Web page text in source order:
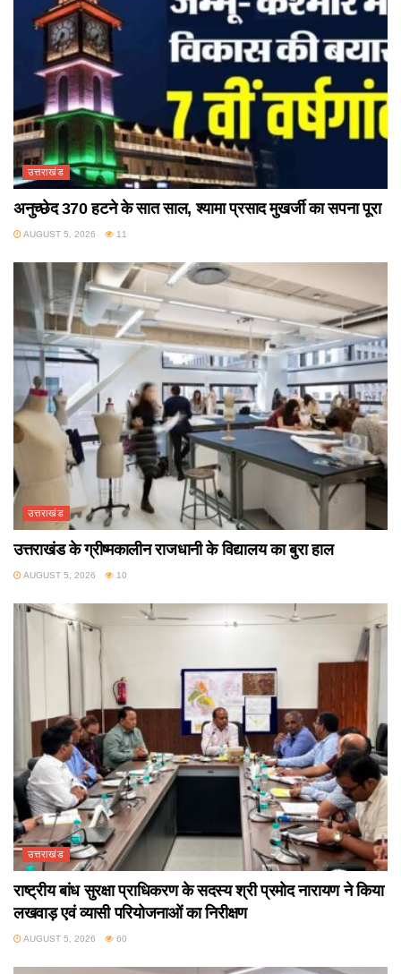
उत्तराखंड
अनुच्छेद 370 हटने के सात साल, श्यामा प्रसाद मुखर्जी का सपना पूरा
AUGUST 5, 2026 11
उत्तराखंड
उत्तराखंड के ग्रीष्मकालीन राजधानी के विद्यालय का बुरा हाल
AUGUST 5, 2026 10
उत्तराखंड
राष्ट्रीय बांध सुरक्षा प्राधिकरण के सदस्य श्री प्रमोद नारायण ने किया
लखवाड़ एवं व्यासी परियोजनाओं का निरीक्षण
AUGUST 5, 2026 60